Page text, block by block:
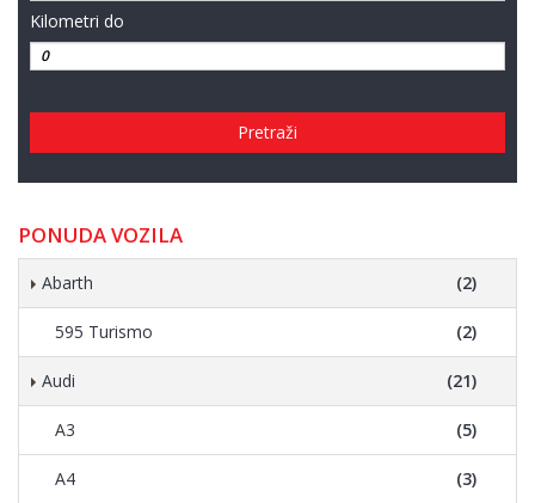
Kilometri do
Pretraži
PONUDA VOZILA
Abarth (2)
595 Turismo (2)
Audi (21)
A3 (5)
A4 (3)